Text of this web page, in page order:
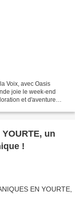
Voix, avec Oasis
joie le week-end
et d'aventure
un
!